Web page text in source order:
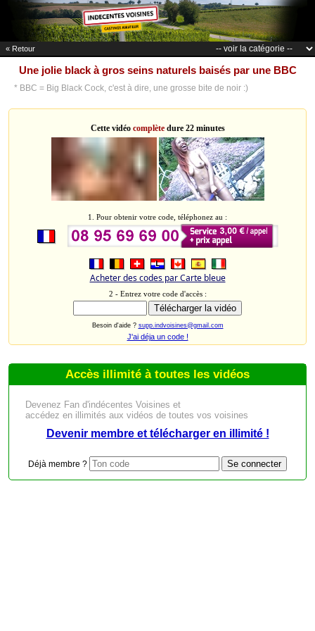
« Retour
Une jolie black à gros seins naturels baisés par une BBC
* BBC = Big Black Cock, c'est à dire, une grosse bite de noir :)
Cette vidéo complètedure 22 minutes
1. Pour obtenir votre code, téléphonez au :
Acheter des codes par Carte bleue
2 - Entrez votre code d'accès :
Besoin d'aide ? supp.indvoisines@gmail.com
J'ai déja un code !
Accès illimité à toutes les vidéos
Devenez Fan d'indécentes Voisines et
accédez en illimités aux vidéos de toutes vos voisines
Devenir membre et télécharger en illimité !
Déjà membre ?